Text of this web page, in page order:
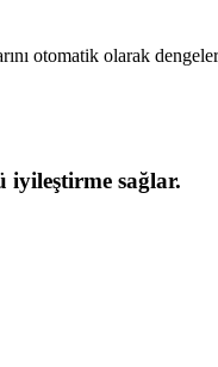
otomatik olarak
iyileştirme sağlar.